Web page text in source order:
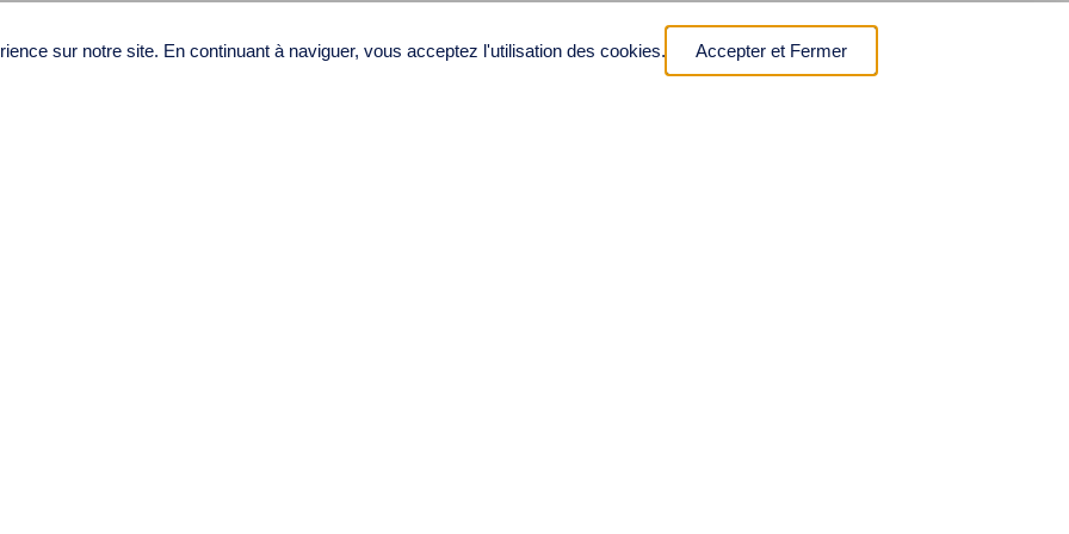
renforcer leur
Accepter et Fermer
sur notre site. En continuant à naviguer, vous acceptez l'utilisation des cookies.